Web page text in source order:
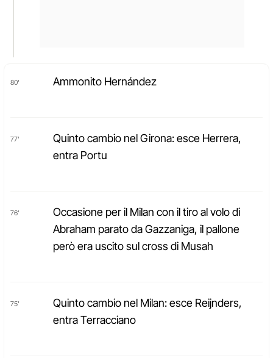
80' Ammonito Hernández
77'
Quinto cambio nel Girona: esce Herrera,
entra Portu
76'
Occasione per il Milan con il tiro al volo di
Abraham parato da Gazzaniga, il pallone
però era uscito sul cross di Musah
75'
Quinto cambio nel Milan: esce Reijnders,
entra Terracciano